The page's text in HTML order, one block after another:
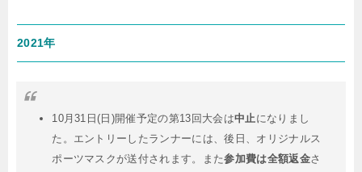
2021年
10月31日(日)開催予定の第13回大会は中止になりまし
た。エントリーしたランナーには、後日、オリジナルス
ポーツマスクが送付されます。また参加費は全額返金さ